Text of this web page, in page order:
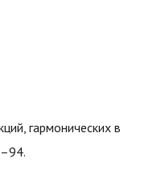
гармонических в